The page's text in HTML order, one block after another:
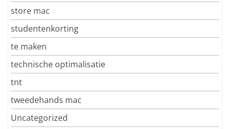
store mac
studentenkorting
te maken
technische optimalisatie
tnt
tweedehands mac
Uncategorized